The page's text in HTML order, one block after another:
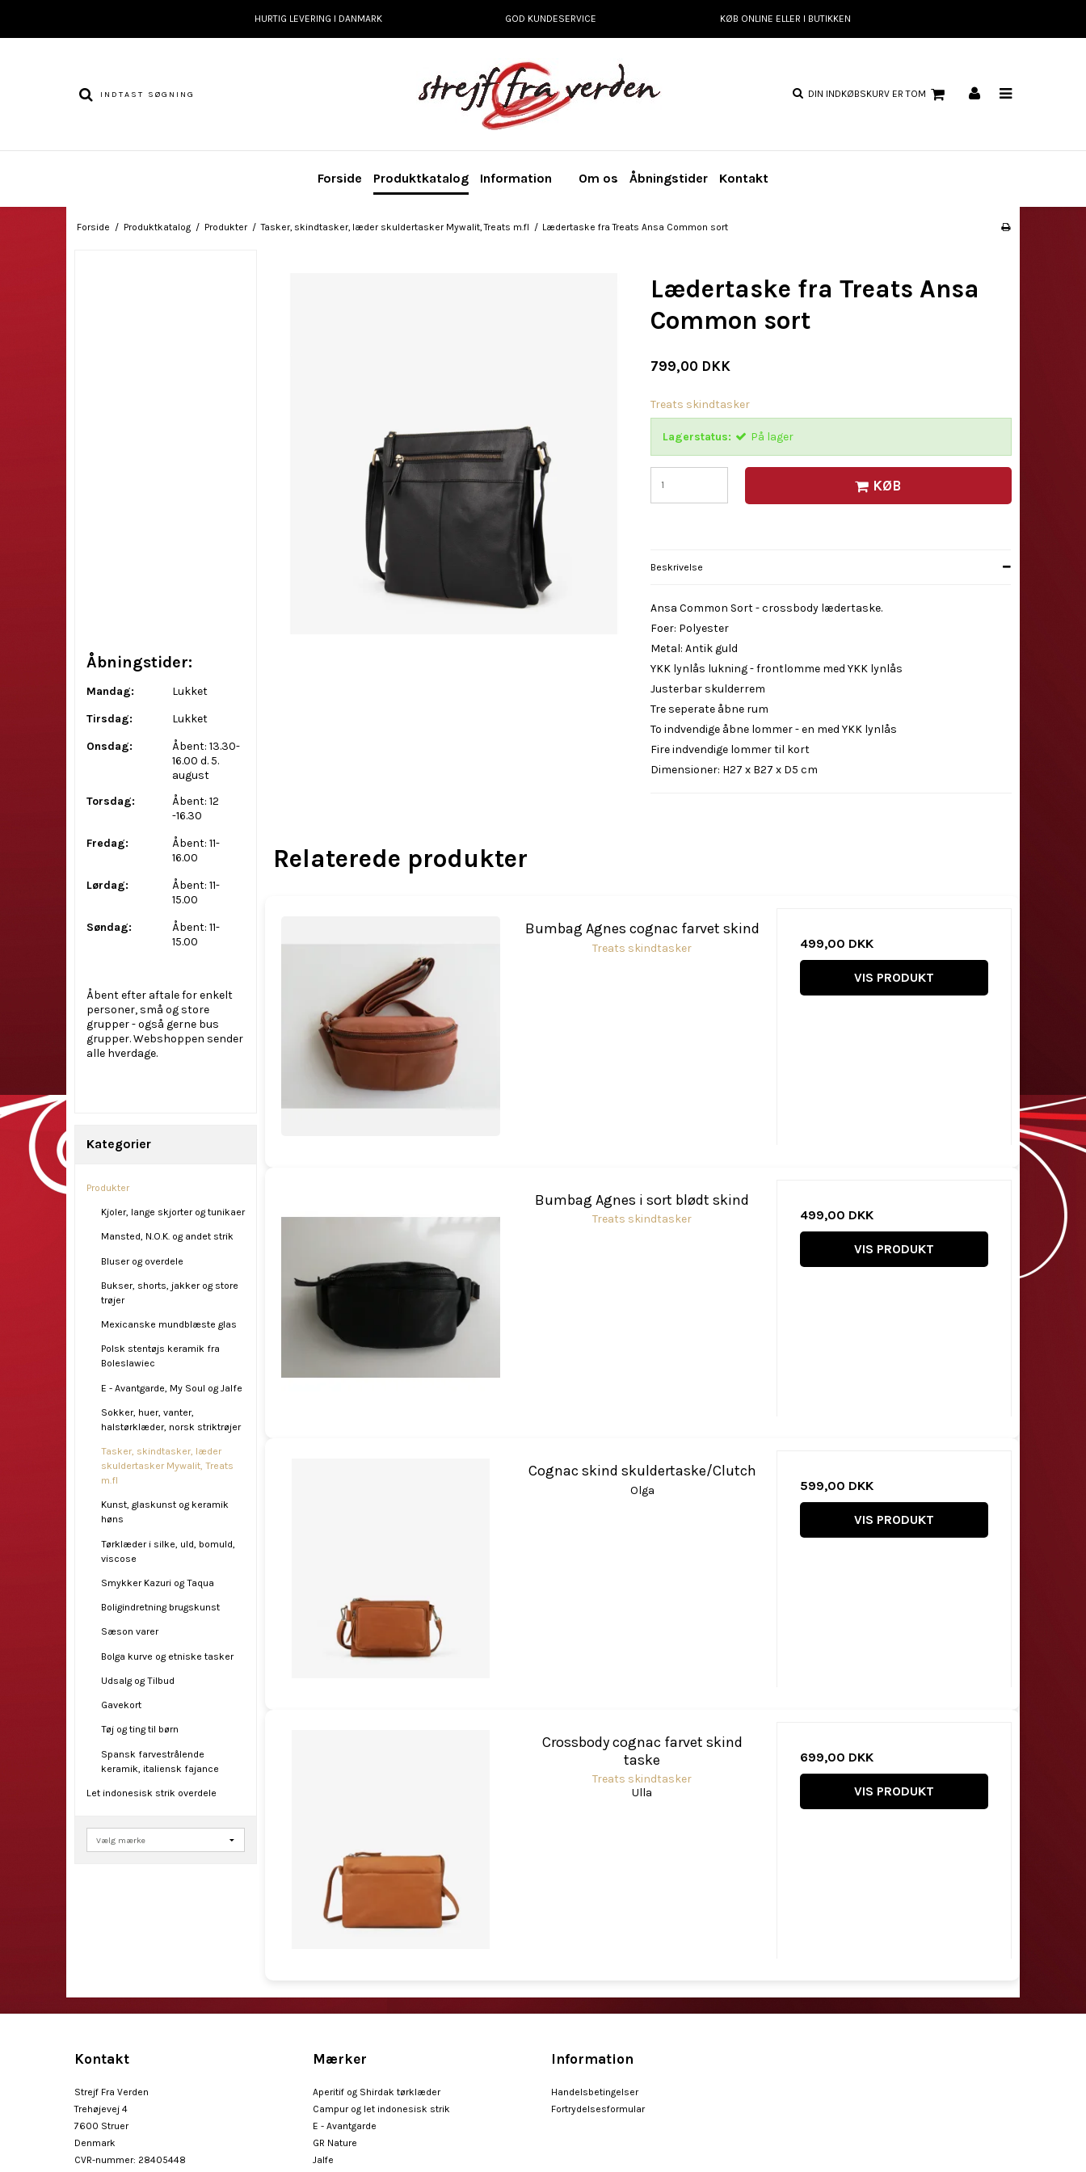
HURTIG LEVERING I DANMARK GOD KUNDESERVICE KØB ONLINE ELLER I BUTIKKEN
DIN INDKØBSKURV ER TOM
Forside Produktkatalog Information Om os Åbningstider Kontakt
Forside / Produktkatalog / Produkter / Tasker, skindtasker, læder skuldertasker Mywalit, Treats m.fl / Lædertaske fra Treats Ansa Common sort
Åbningstider:
Mandag:
Lukket
Tirsdag:
Lukket
Onsdag:
Åbent: 13.30-
16.00 d. 5.
august
Torsdag:
Åbent: 12
-16.30
Fredag:
Åbent: 11-
16.00
Lørdag:
Åbent: 11-
15.00
Søndag:
Åbent: 11-
15.00
Åbent efter aftale for enkelt
personer, små og store
grupper - også gerne bus
grupper. Webshoppen sender
alle hverdage.
Kategorier
Produkter
Kjoler, lange skjorter og tunikaer
Mansted, N.O.K. og andet strik
Bluser og overdele
Bukser, shorts, jakker og store
trøjer
Mexicanske mundblæste glas
Polsk stentøjs keramik fra
Boleslawiec
E - Avantgarde, My Soul og Jalfe
Sokker, huer, vanter,
halstørklæder, norsk striktrøjer
Tasker, skindtasker, læder
skuldertasker Mywalit, Treats
m.fl
Kunst, glaskunst og keramik
høns
Tørklæder i silke, uld, bomuld,
viscose
Smykker Kazuri og Taqua
Boligindretning brugskunst
Sæson varer
Bolga kurve og etniske tasker
Udsalg og Tilbud
Gavekort
Tøj og ting til børn
Spansk farvestrålende
keramik, italiensk fajance
Let indonesisk strik overdele
Lædertaske fra Treats Ansa
Common sort
799,00 DKK
Treats skindtasker
Lagerstatus: På lager
KØB
Beskrivelse
Ansa Common Sort - crossbody lædertaske.
Foer: Polyester
Metal: Antik guld
YKK lynlås lukning - frontlomme med YKK lynlås
Justerbar skulderrem
Tre seperate åbne rum
To indvendige åbne lommer - en med YKK lynlås
Fire indvendige lommer til kort
Dimensioner: H27 x B27 x D5 cm
Relaterede produkter
Bumbag Agnes cognac farvet skind
Treats skindtasker 499,00 DKK
VIS PRODUKT
Bumbag Agnes i sort blødt skind
Treats skindtasker 499,00 DKK
VIS PRODUKT
Cognac skind skuldertaske/Clutch
Olga 599,00 DKK
VIS PRODUKT
Crossbody cognac farvet skind
taske
Treats skindtasker
Ulla
699,00 DKK
VIS PRODUKT
Kontakt
Strejf Fra Verden
Trehøjevej 4
7600 Struer
Denmark
CVR-nummer: 28405448
Mærker
Aperitif og Shirdak tørklæder
Campur og let indonesisk strik
E - Avantgarde
GR Nature
Jalfe
Information
Handelsbetingelser
Fortrydelsesformular